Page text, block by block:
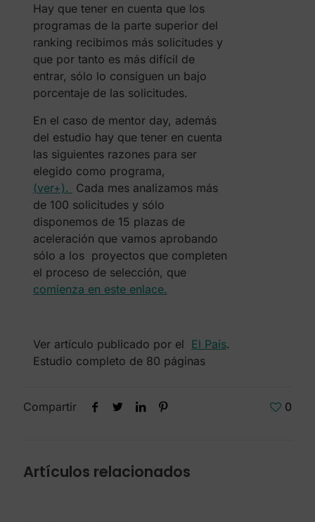
Hay que tener en cuenta que los
programas de la parte superior del
ranking recibimos más solicitudes y
que por tanto es más difícil de
entrar, sólo lo consiguen un bajo
porcentaje de las solicitudes.
En el caso de mentor day, además
del estudio hay que tener en cuenta
las siguientes razones para ser
elegido como programa,
(ver+).
Cada mes analizamos más
de 100 solicitudes y sólo
disponemos de 15 plazas de
aceleración que vamos aprobando
sólo a los proyectos que completen
el proceso de selección, que
comienza en este enlace.
Ver artículo publicado por el El País.
Estudio completo de 80 páginas
Compartir 0
Artículos relacionados